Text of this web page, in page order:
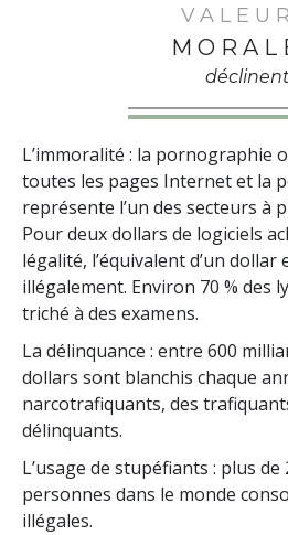
L’immoralité : la pornographie
toutes les pages Internet et la
représente l’un des secteurs à
Pour deux dollars de logiciels
légalité, l’équivalent d’un dollar
illégalement. Environ 70 % des
triché à des examens.
La délinquance : entre 600
dollars sont blanchis chaque
narcotrafiquants, des
délinquants.
L’usage de stupéfiants : plus
personnes dans le monde
illégales.